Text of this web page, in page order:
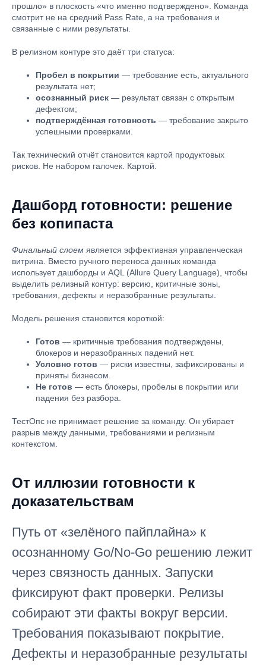
прошло» в плоскость «что именно подтверждено». Команда
смотрит не на средний Pass Rate, а на требования и
связанные с ними результаты.
В релизном контуре это даёт три статуса:
Пробел в покрытии — требование есть, актуального
результата нет;
осознанный риск — результат связан с открытым
дефектом;
подтверждённая готовность — требование закрыто
успешными проверками.
Так технический отчёт становится картой продуктовых
рисков. Не набором галочек. Картой.
Дашборд готовности: решение
без копипаста
Финальный слоем является эффективная управленческая
витрина. Вместо ручного переноса данных команда
использует дашборды и AQL (Allure Query Language), чтобы
выделить релизный контур: версию, критичные зоны,
требования, дефекты и неразобранные результаты.
Модель решения становится короткой:
Готов — критичные требования подтверждены,
блокеров и неразобранных падений нет.
Условно готов — риски известны, зафиксированы и
приняты бизнесом.
Не готов — есть блокеры, пробелы в покрытии или
падения без разбора.
ТестОпс не принимает решение за команду. Он убирает
разрыв между данными, требованиями и релизным
контекстом.
От иллюзии готовности к
доказательствам
Путь от «зелёного пайплайна» к
осознанному Go/No-Go решению лежит
через связность данных. Запуски
фиксируют факт проверки. Релизы
собирают эти факты вокруг версии.
Требования показывают покрытие.
Дефекты и неразобранные результаты